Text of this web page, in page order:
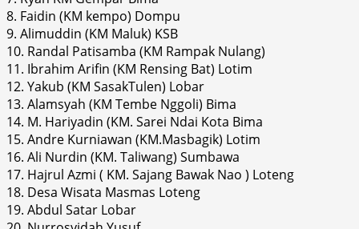
8. Faidin (KM kempo) Dompu
9. Alimuddin (KM Maluk) KSB
10. Randal Patisamba (KM Rampak Nulang)
11. Ibrahim Arifin (KM Rensing Bat) Lotim
12. Yakub (KM SasakTulen) Lobar
13. Alamsyah (KM Tembe Nggoli) Bima
14. M. Hariyadin (KM. Sarei Ndai Kota Bima
15. Andre Kurniawan (KM.Masbagik) Lotim
16. Ali Nurdin (KM. Taliwang) Sumbawa
17. Hajrul Azmi ( KM. Sajang Bawak Nao ) Loteng
18. Desa Wisata Masmas Loteng
19. Abdul Satar Lobar